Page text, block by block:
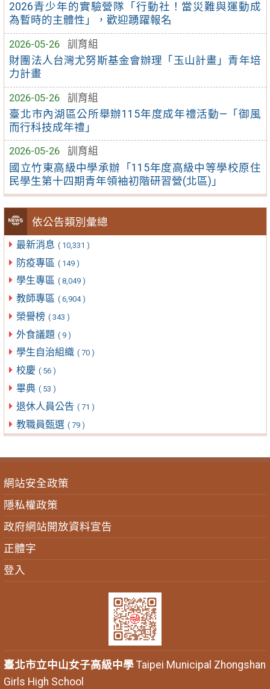
2026青少年的實驗營隊「行動社！當災難與運動成
為暫時的主體性」，歡迎踴躍報名
2026-05-26
訓育組
財團法人台灣尤努斯基金會辦理「玉山計畫」青年培
力計畫
2026-05-26
訓育組
臺北市內湖區公所舉辦115年度成年禮活動—「御風
而行科技成年禮」
2026-05-26
訓育組
國立竹東高級中學承辦「115年度高級中等學校原住
民學生第十四期青年領袖初階研習營(北區)」
依公告類別彙總
最新消息 ( 10,331 )
防疫專區 ( 149 )
學生專區 ( 8,049 )
教師專區 ( 6,904 )
榮譽榜 ( 343 )
外食議題 ( 9 )
學生自治組織 ( 70 )
校慶 ( 56 )
畢典 ( 53 )
退休人員公告 ( 71 )
教職員甄選 ( 79 )
網站安全政策
隱私權政策
政府網站開放資料宣告
正體字
登入
臺北市立中山女子高級中學Taipei Municipal Zhongshan
Girls High School